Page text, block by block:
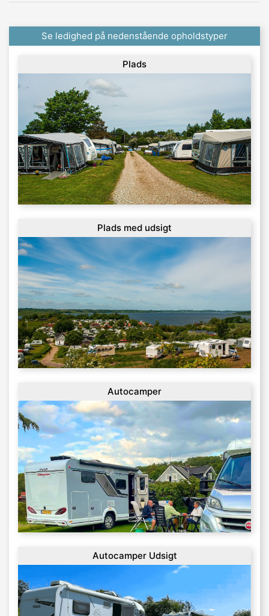
Se ledighed på nedenstående opholdstyper
Plads
Plads med udsigt
Autocamper
Autocamper Udsigt